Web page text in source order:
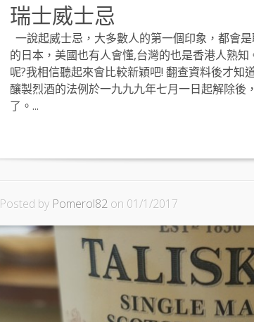
瑞士威士忌
一說起威士忌，大多數人的第一個印象，都會
的日本，美國也有人會懂,台灣的也是香港人熟
呢?我相信聽起來會比較新穎吧! 翻查資料後才知
釀製烈酒的法例於一九九九年七月一日起解除後
了。...
Posted by Pomerol82 on 01/1/2017